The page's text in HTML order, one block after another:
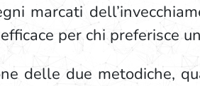
marcati
per chi preferisce
delle due metodiche,